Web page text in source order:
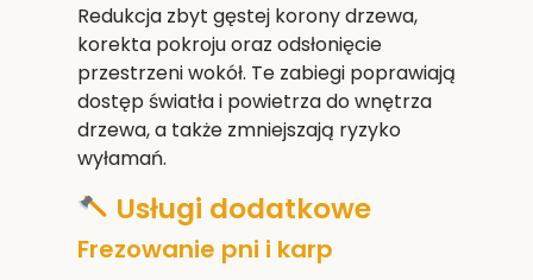
Redukcja zbyt gęstej korony drzewa,
korekta pokroju oraz odsłonięcie
przestrzeni wokół. Te zabiegi poprawiają
dostęp światła i powietrza do wnętrza
drzewa, a także zmniejszają ryzyko
wyłamań.
Usługi dodatkowe
Frezowanie pni i karp